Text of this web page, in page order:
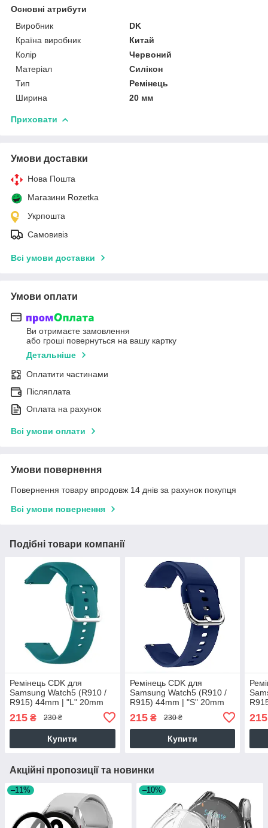
Основні атрибути
Виробник
DK
Країна виробник
Китай
Колір
Червоний
Матеріал
Силікон
Тип
Ремінець
Ширина
20 мм
Приховати
Умови доставки
Нова Пошта
Магазини Rozetka
Укрпошта
Самовивіз
Всі умови доставки
Умови оплати
Ви отримаєте замовлення
або гроші повернуться на вашу картку
Детальніше
Оплатити частинами
Післяплата
Оплата на рахунок
Всі умови оплати
Умови повернення
Повернення товару впродовж 14 днів за рахунок покупця
Всі умови повернення
Подібні товари компанії
Ремінець CDK для
Samsung Watch5 (R910 /
R915) 44mm | "L" 20mm
Silicone Sport Band Classic
(09651) (ocean blue)
215 ₴ 230 ₴
Купити
Ремінець CDK для
Samsung Watch5 (R910 /
R915) 44mm | "S" 20mm
Silicone Sport Band Classic
(012194) (dark blue)
215₴ 230 ₴
Купити
215
Акційні пропозиції та новинки
–11% –10%